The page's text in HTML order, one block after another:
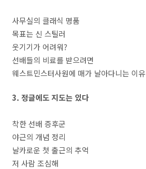
사무실의 클래식 명품
목표는 신 스틸러
웃기기가 어려워?
선배들의 비료를 받으려면
웨스트민스터사원에 매가 날아다니는 이유
3. 정글에도 지도는 있다
착한 선배 증후군
야근의 개념 정리
날카로운 첫 출근의 추억
저 사람 조심해